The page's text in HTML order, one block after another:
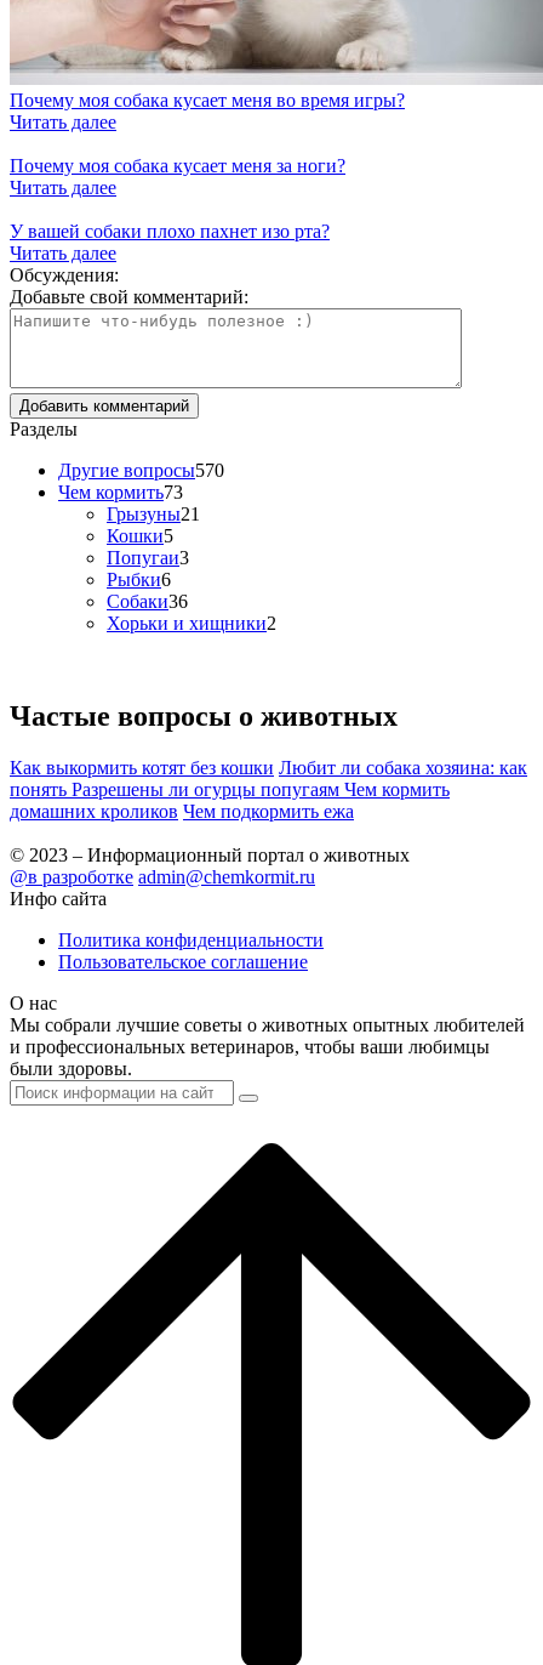
Почему моя собака кусает меня во время игры?
Читать далее
Почему моя собака кусает меня за ноги?
Читать далее
У вашей собаки плохо пахнет изо рта?
Читать далее
Обсуждения:
Добавьте свой комментарий:
Разделы
Другие вопросы570
Чем кормить73
Грызуны21
Кошки5
Попугаи3
Рыбки6
Собаки36
Хорьки и хищники2
Частые вопросы о животных
Как выкормить котят без кошки Любит ли собака хозяина: как
понять Разрешены ли огурцы попугаям Чем кормить
домашних кроликов Чем подкормить ежа
© 2023 – Информационный портал о животных
@в разроботке admin@chemkormit.ru
Инфо сайта
Политика конфиденциальности
Пользовательское соглашение
О нас
Мы собрали лучшие советы о животных опытных любителей
и профессиональных ветеринаров, чтобы ваши любимцы
были здоровы.